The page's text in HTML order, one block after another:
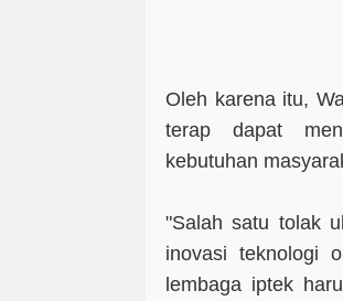
Oleh karena itu,
terap dapat
kebutuhan
"Salah satu tolak
inovasi teknologi
lembaga iptek